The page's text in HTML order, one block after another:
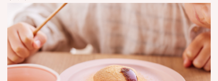
ACCOUNT MENU
ようこそ ゲスト 様
meeting_room ログイン person 新規会員登録